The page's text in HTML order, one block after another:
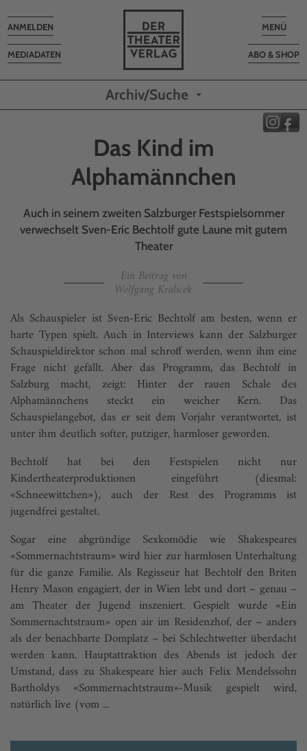
Toggle
MENÜ
ABO & SHOP
MEDIADATEN
Toggle
navigation
ANMELDEN
Archiv/Suche
Das Kind im
Alphamännchen
Auch in seinem zweiten Salzburger Festspielsommer
verwechselt Sven-Eric Bechtolf gute Laune mit gutem
Theater
Ein Beitrag von
Wolfgang Kralicek
Als Schauspieler ist Sven-Eric Bechtolf am besten, wenn er
harte Typen spielt. Auch in Interviews kann der Salzburger
Schauspieldirektor schon mal schroff werden, wenn ihm eine
Frage nicht gefällt. Aber das Programm, das Bechtolf in
Salzburg macht, zeigt: Hinter der rauen Schale des
Alphamännchens steckt ein weicher Kern. Das
Schauspielangebot, das er seit dem Vorjahr verantwortet, ist
unter ihm deutlich softer, putziger, harmloser geworden.
Bechtolf hat bei den Festspielen nicht nur
Kindertheaterproduktionen eingeführt (diesmal:
«Schneewittchen»), auch der Rest des Programms ist
jugendfrei gestaltet.
Sogar eine abgründige Sexkomödie wie Shakespeares
«Sommernachtstraum» wird hier zur harmlosen Unterhaltung
für die ganze Fa­milie. Als Regisseur hat Bechtolf den Briten
Henry Mason engagiert, der in Wien lebt und dort – genau –
am Theater der Jugend inszeniert. Gespielt wurde «Ein
Sommernachtstraum» open air im Residenzhof, der – anders
als der benachbarte Domplatz – bei Schlechtwetter überdacht
werden kann. Hauptattraktion des Abends ist jedoch der
Umstand, dass zu Shakespeare hier auch Felix Mendelssohn
Bartholdys «Sommernachtstraum»-Musik gespielt wird,
natürlich live (vom ...